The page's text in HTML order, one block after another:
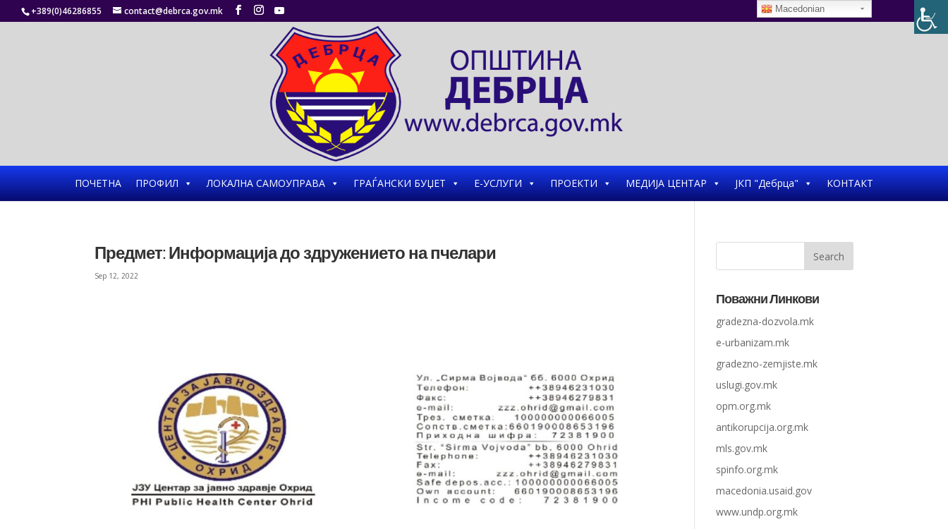
+389(0)46286855 contact@debrca.gov.mk
ПОЧЕТНА ПРОФИЛ ЛОКАЛНА САМОУПРАВА ГРАЃАНСКИ БУЏЕТ Е-УСЛУГИ ПРОЕКТИ МЕДИЈА ЦЕНТАР ЈКП "Дебрца" КОНТАКТ
Предмет: Информација до здружението на пчелари
Sep 12, 2022
Поважни Линкови
gradezna-dozvola.mk
e-urbanizam.mk
gradezno-zemjiste.mk
uslugi.gov.mk
opm.org.mk
antikorupcija.org.mk
mls.gov.mk
spinfo.org.mk
macedonia.usaid.gov
www.undp.org.mk
Macedonian